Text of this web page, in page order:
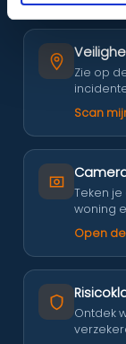
Zie op
Scan
Teken
woning
Open
Ontdek